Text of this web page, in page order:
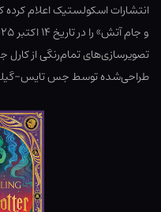
انتشارات اسکولستیک اعلام
تصویرسازی‌های تمام‌رنگی از کارل
طراحی‌شده توسط جس تایس-